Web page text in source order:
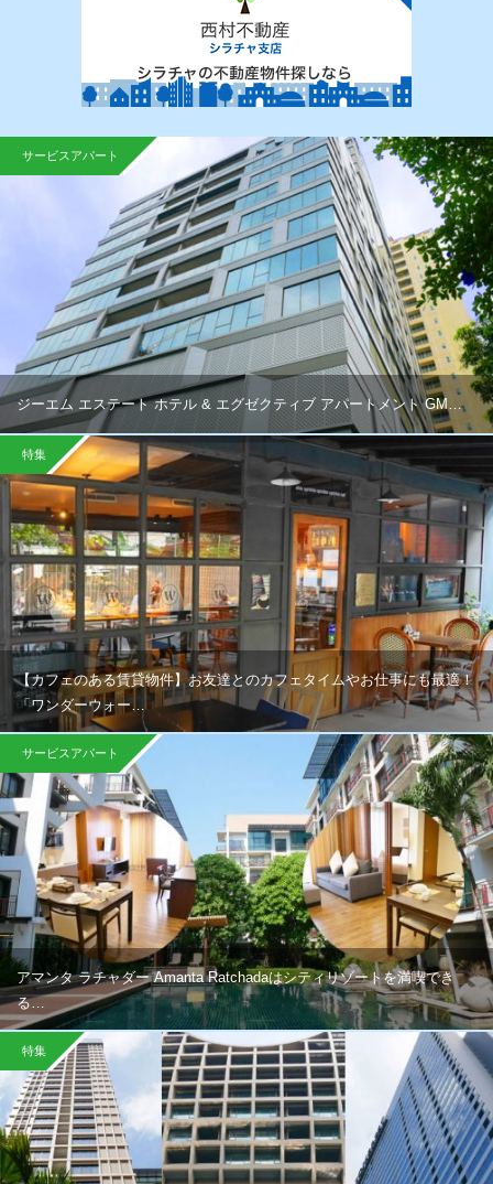
サービスアパート
ジーエム エステート ホテル & エグゼクティブ アパートメント GM…
特集
【カフェのある賃貸物件】お友達とのカフェタイムやお仕事にも最適！
「ワンダーウォー…
サービスアパート
アマンタ ラチャダー Amanta Ratchadaはシティリゾートを満喫でき
る…
特集